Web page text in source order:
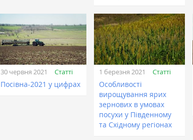
30 червня 2021 Статті
Посівна-2021 у цифрах
1 березня 2021 Статті
Особливості
вирощування ярих
зернових в умовах
посухи у Південному
та Східному регіонах